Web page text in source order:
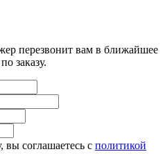
перезвонит вам в ближайшее
заказу.
соглашаетесь с политикой